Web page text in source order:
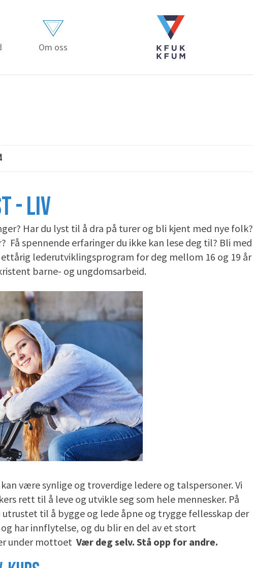
Om oss
- LIV
Har du lyst til å dra på turer og bli kjent med nye folk?
Få spennende erfaringer du ikke kan lese deg til? Bli med
ettårig lederutviklingsprogram for deg mellom 16 og 19 år
barne- og ungdomsarbeid.
være synlige og troverdige ledere og talspersoner. Vi
rett til å leve og utvikle seg som hele mennesker. På
utrustet til å bygge og lede åpne og trygge fellesskap der
har innflytelse, og du blir en del av et stort
under mottoet Vær deg selv. Stå opp for andre.